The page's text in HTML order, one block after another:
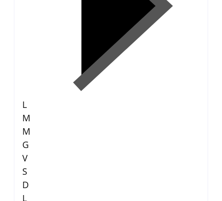
L
M
M
G
V
S
D
L